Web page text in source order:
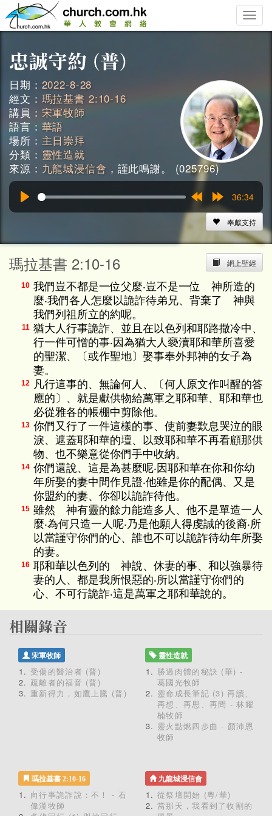
Toggle
日期： 2022-8-28
經文： 瑪拉基書 2:10-16
講員： 宋軍牧師
語言： 華語
場所： 主日崇拜
分類： 靈性造就
來源： 九龍城浸信會 ，謹此鳴謝。 (025796)
RewindForward
15s
36:34
奉獻支持
網上聖經
瑪拉基書 2:10-16
10 我們豈不都是一位父麼‧豈不是一位 神所造的
麼‧我們各人怎麼以詭詐待弟兄、背棄了 神與
我們列祖所立的約呢。
11 猶大人行事詭詐、並且在以色列和耶路撒冷中、
行一件可憎的事‧因為猶大人褻瀆耶和華所喜愛
的聖潔、〔或作聖地〕娶事奉外邦神的女子為
妻。
12 凡行這事的、無論何人、〔何人原文作叫醒的答
應的〕、就是獻供物給萬軍之耶和華、耶和華也
必從雅各的帳棚中剪除他。
13 你們又行了一件這樣的事、使前妻歎息哭泣的眼
淚、遮蓋耶和華的壇、以致耶和華不再看顧那供
物、也不樂意從你們手中收納。
14 你們還說、這是為甚麼呢‧因耶和華在你和你幼
年所娶的妻中間作見證‧他雖是你的配偶、又是
你盟約的妻、你卻以詭詐待他。
15 雖然 神有靈的餘力能造多人、他不是單造一人
麼‧為何只造一人呢‧乃是他願人得虔誠的後裔‧所
以當謹守你們的心、誰也不可以詭詐待幼年所娶
的妻。
16 耶和華以色列的 神說、休妻的事、和以強暴待
妻的人、都是我所恨惡的‧所以當謹守你們的
心、不可行詭詐‧這是萬軍之耶和華說的。
宋軍牧師
受傷的醫治者 (普)
疏離者的福音 (普)
重新得力，如鷹上騰 (普)
靈性造就
勝過肉體的秘訣 (華) -
葛國光牧師
靈命成長筆記 (3) 再讀、
再想、再思、再問 - 林耀
楠牧師
靈火點燃四步曲 - 顏沛恩
牧師
瑪拉基書 2:10-16
向行事詭詐說：不！ - 石
偉漢牧師
九龍城浸信會
從祭壇開始 (粵/華)
當那天，我看到了收割的